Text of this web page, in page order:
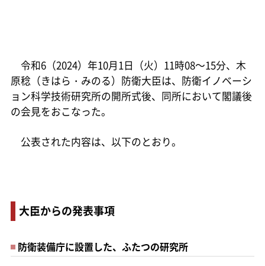
令和6（2024）年10月1日（火）11時08～15分、木
原稔（きはら・みのる）防衛大臣は、防衛イノベーシ
ョン科学技術研究所の開所式後、同所において閣議後
の会見をおこなった。
公表された内容は、以下のとおり。
大臣からの発表事項
防衛装備庁に設置した、ふたつの研究所